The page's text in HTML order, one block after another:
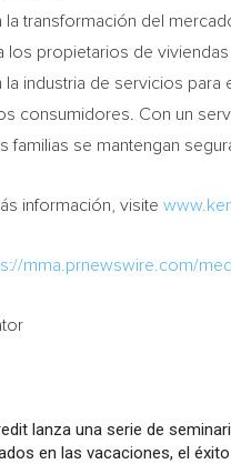
la transformación del
los propietarios de viviendas
la industria de servicios
consumidores. Con un
familias se mantengan
información, visite
mma.prnewswire.com/
lanza una serie de
en las vacaciones, el